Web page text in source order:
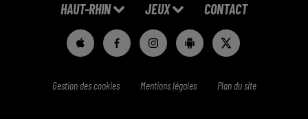
HAUT-RHIN JEUX CONTACT
Gestion des cookies Mentions légales Plan du site